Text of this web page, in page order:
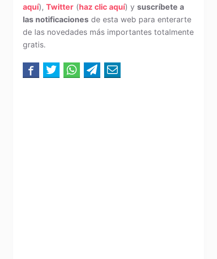
aquí), Twitter(haz clic aquí) y suscríbete a
las notificacionesde esta web para enterarte
de las novedades más importantes totalmente
gratis.